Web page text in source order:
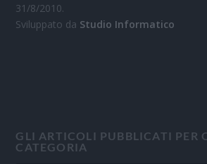
31/8/2010.
Sviluppato da Studio Informatico
GLI ARTICOLI PUBBLICATI PER
CATEGORIA